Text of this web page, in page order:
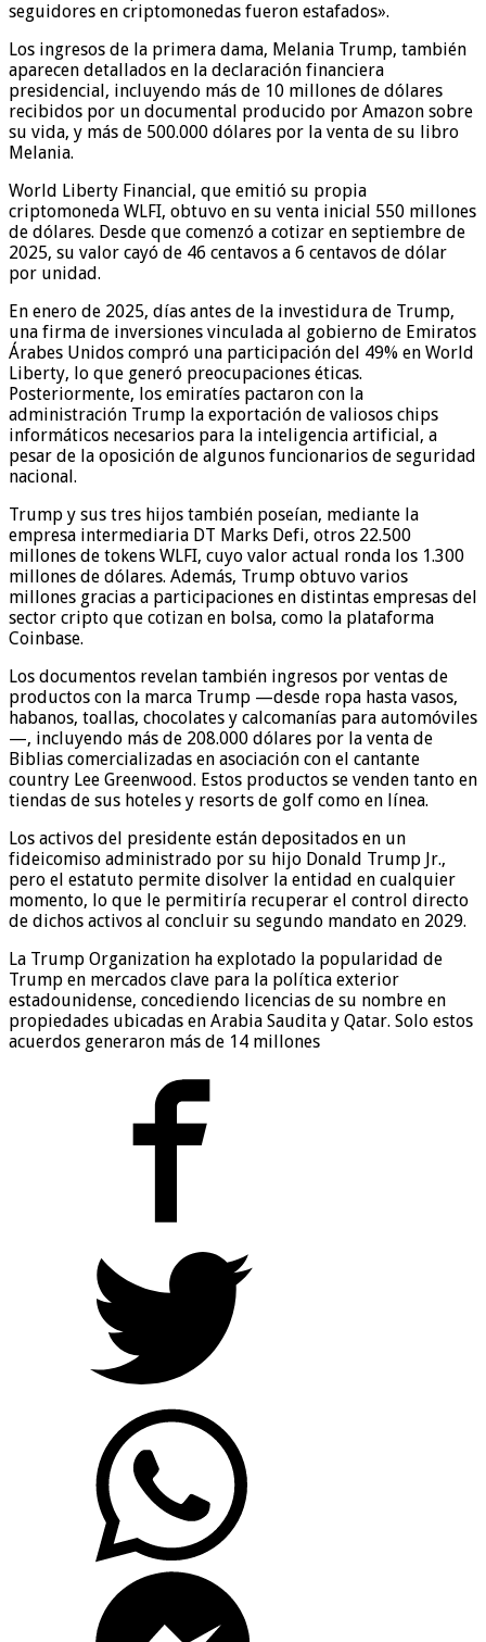
seguidores en criptomonedas fueron estafados».
Los ingresos de la primera dama, Melania Trump, también
aparecen detallados en la declaración financiera
presidencial, incluyendo más de 10 millones de dólares
recibidos por un documental producido por Amazon sobre
su vida, y más de 500.000 dólares por la venta de su libro
Melania.
World Liberty Financial, que emitió su propia
criptomoneda WLFI, obtuvo en su venta inicial 550 millones
de dólares. Desde que comenzó a cotizar en septiembre de
2025, su valor cayó de 46 centavos a 6 centavos de dólar
por unidad.
En enero de 2025, días antes de la investidura de Trump,
una firma de inversiones vinculada al gobierno de Emiratos
Árabes Unidos compró una participación del 49% en World
Liberty, lo que generó preocupaciones éticas.
Posteriormente, los emiratíes pactaron con la
administración Trump la exportación de valiosos chips
informáticos necesarios para la inteligencia artificial, a
pesar de la oposición de algunos funcionarios de seguridad
nacional.
Trump y sus tres hijos también poseían, mediante la
empresa intermediaria DT Marks Defi, otros 22.500
millones de tokens WLFI, cuyo valor actual ronda los 1.300
millones de dólares. Además, Trump obtuvo varios
millones gracias a participaciones en distintas empresas del
sector cripto que cotizan en bolsa, como la plataforma
Coinbase.
Los documentos revelan también ingresos por ventas de
productos con la marca Trump —desde ropa hasta vasos,
habanos, toallas, chocolates y calcomanías para automóviles
—, incluyendo más de 208.000 dólares por la venta de
Biblias comercializadas en asociación con el cantante
country Lee Greenwood. Estos productos se venden tanto en
tiendas de sus hoteles y resorts de golf como en línea.
Los activos del presidente están depositados en un
fideicomiso administrado por su hijo Donald Trump Jr.,
pero el estatuto permite disolver la entidad en cualquier
momento, lo que le permitiría recuperar el control directo
de dichos activos al concluir su segundo mandato en 2029.
La Trump Organization ha explotado la popularidad de
Trump en mercados clave para la política exterior
estadounidense, concediendo licencias de su nombre en
propiedades ubicadas en Arabia Saudita y Qatar. Solo estos
acuerdos generaron más de 14 millones